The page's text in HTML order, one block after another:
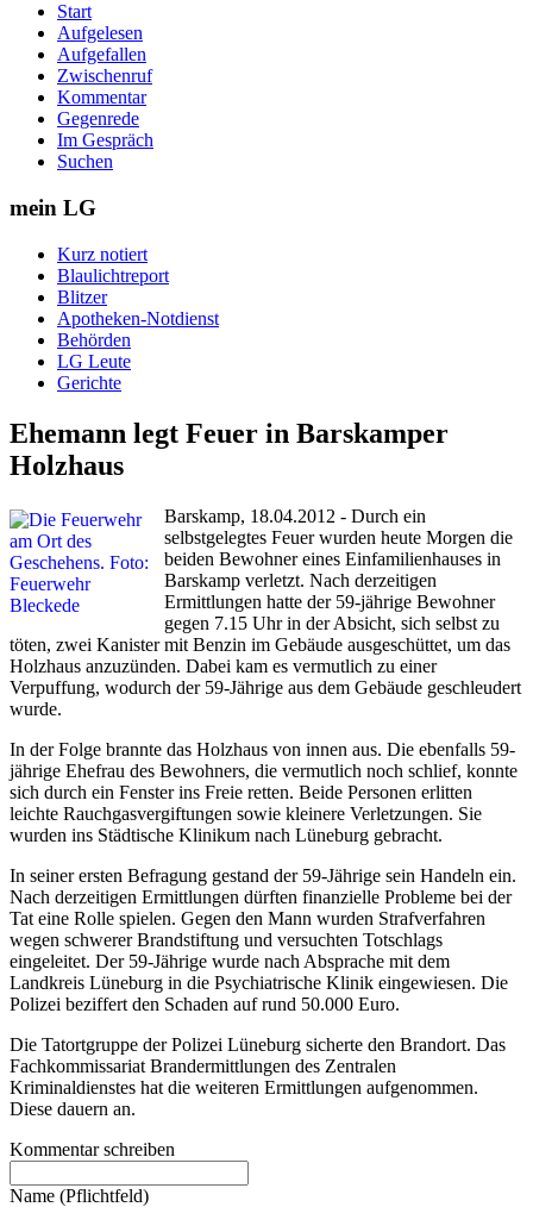
Start
Aufgelesen
Aufgefallen
Zwischenruf
Kommentar
Gegenrede
Im Gespräch
Suchen
mein LG
Kurz notiert
Blaulichtreport
Blitzer
Apotheken-Notdienst
Behörden
LG Leute
Gerichte
Ehemann legt Feuer in Barskamper
Holzhaus
Barskamp, 18.04.2012 - Durch ein
selbstgelegtes Feuer wurden heute Morgen die
beiden Bewohner eines Einfamilienhauses in
Barskamp verletzt. Nach derzeitigen
Ermittlungen hatte der 59-jährige Bewohner
gegen 7.15 Uhr in der Absicht, sich selbst zu
töten, zwei Kanister mit Benzin im Gebäude ausgeschüttet, um das
Holzhaus anzuzünden. Dabei kam es vermutlich zu einer
Verpuffung, wodurch der 59-Jährige aus dem Gebäude geschleudert
wurde.
In der Folge brannte das Holzhaus von innen aus. Die ebenfalls 59-
jährige Ehefrau des Bewohners, die vermutlich noch schlief, konnte
sich durch ein Fenster ins Freie retten. Beide Personen erlitten
leichte Rauchgasvergiftungen sowie kleinere Verletzungen. Sie
wurden ins Städtische Klinikum nach Lüneburg gebracht.
In seiner ersten Befragung gestand der 59-Jährige sein Handeln ein.
Nach derzeitigen Ermittlungen dürften finanzielle Probleme bei der
Tat eine Rolle spielen. Gegen den Mann wurden Strafverfahren
wegen schwerer Brandstiftung und versuchten Totschlags
eingeleitet. Der 59-Jährige wurde nach Absprache mit dem
Landkreis Lüneburg in die Psychiatrische Klinik eingewiesen. Die
Polizei beziffert den Schaden auf rund 50.000 Euro.
Die Tatortgruppe der Polizei Lüneburg sicherte den Brandort. Das
Fachkommissariat Brandermittlungen des Zentralen
Kriminaldienstes hat die weiteren Ermittlungen aufgenommen.
Diese dauern an.
Kommentar schreiben
Name (Pflichtfeld)